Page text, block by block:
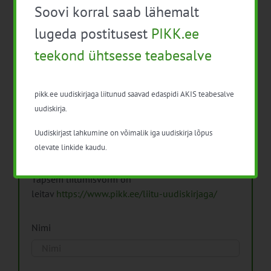
Pikk.ee uudiskirjaga liitumine.
Isikuandmeid töötleme vastavalt
Isikuandmete
Täpsem liitumisvorm on
leitav https://www.pikk.ee/liitu-uudiskirjaga/
Nimi
Soovi korral saab lähemalt
lugeda postitusest PIKK.ee
teekond ühtsesse teabesalve
pikk.ee uudiskirjaga liitunud saavad edaspidi AKIS teabesalve
uudiskirja.
Uudiskirjast lahkumine on võimalik iga uudiskirja lõpus
olevate linkide kaudu.